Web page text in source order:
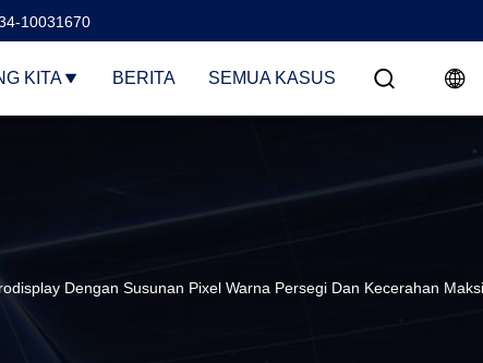
10031670
KITA BERITA SEMUA KASUS
Dengan Susunan Pixel Warna Persegi Dan Kecerahan